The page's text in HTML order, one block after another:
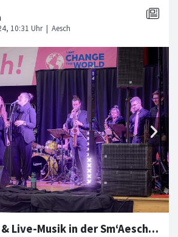
Top-Volleyball & Live-Musik in der Sm‘Aesch-Arena 💕🥳